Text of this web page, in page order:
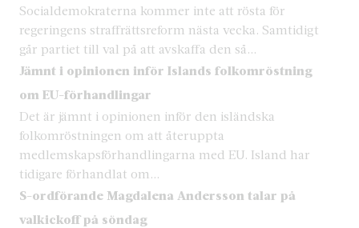
Socialdemokraterna kommer inte att rösta för
regeringens straffrättsreform nästa vecka. Samtidigt
går partiet till val på att avskaffa den så...
Jämnt i opinionen inför Islands folkomröstning
om EU-förhandlingar
Det är jämnt i opinionen inför den isländska
folkomröstningen om att återuppta
medlemskapsförhandlingarna med EU. Island har
tidigare förhandlat om...
S-ordförande Magdalena Andersson talar på
valkickoff på söndag